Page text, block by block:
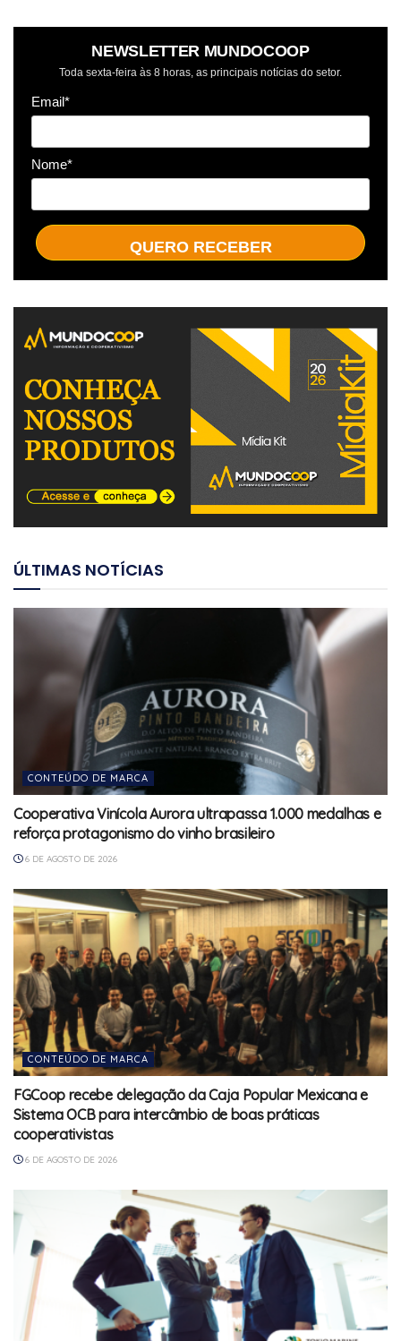
NEWSLETTER MUNDOCOOP
Toda sexta-feira às 8 horas, as principais notícias do setor.
Email*
Nome*
QUERO RECEBER
ÚLTIMAS NOTÍCIAS
CONTEÚDO DE MARCA
Cooperativa Vinícola Aurora ultrapassa 1.000 medalhas e
reforça protagonismo do vinho brasileiro
6 DE AGOSTO DE 2026
CONTEÚDO DE MARCA
FGCoop recebe delegação da Caja Popular Mexicana e
Sistema OCB para intercâmbio de boas práticas
cooperativistas
6 DE AGOSTO DE 2026